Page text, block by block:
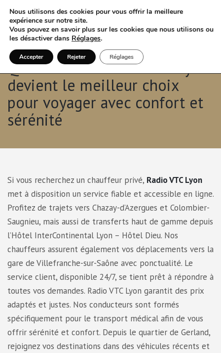
Quand réserver un VTC à Lyon
devient le meilleur choix
pour voyager avec confort et
sérénité
Si vous recherchez un chauffeur privé, Radio VTC Lyon
met à disposition un service fiable et accessible en ligne.
Profitez de trajets vers Chazay-d’Azergues et Colombier-
Saugnieu, mais aussi de transferts haut de gamme depuis
l’Hôtel InterContinental Lyon – Hôtel Dieu. Nos
chauffeurs assurent également vos déplacements vers la
gare de Villefranche-sur-Saône avec ponctualité. Le
service client, disponible 24/7, se tient prêt à répondre à
toutes vos demandes. Radio VTC Lyon garantit des prix
adaptés et justes. Nos conducteurs sont formés
spécifiquement pour le transport médical afin de vous
offrir sérénité et confort. Depuis le quartier de Gerland,
rejoignez vos destinations dans des véhicules récents et
Nous utilisons des cookies pour vous offrir la meilleure
expérience sur notre site.
Vous pouvez en savoir plus sur les cookies que nous utilisons ou
les désactiver dans Réglages.
Accepter Rejeter Réglages